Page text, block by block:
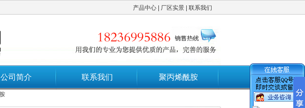
产品中心 厂区实景 联系我们
公司简介 联系我们 聚丙烯酰胺